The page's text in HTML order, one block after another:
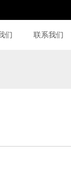
们 联系我们